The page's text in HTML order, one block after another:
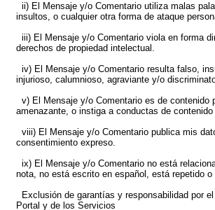
ii) El Mensaje y/o Comentario utiliza malas
insultos, o cualquier otra forma de ataque
iii) El Mensaje y/o Comentario viola en forma
derechos de propiedad intelectual.
iv) El Mensaje y/o Comentario resulta falso,
injurioso, calumnioso, agraviante y/o
v) El Mensaje y/o Comentario es de contenido
amenazante, o instiga a conductas de
viii) El Mensaje y/o Comentario publica mis
consentimiento expreso.
ix) El Mensaje y/o Comentario no está
nota, no está escrito en español, está repetido o
Exclusión de garantías y responsabilidad por
Portal y de los Servicios